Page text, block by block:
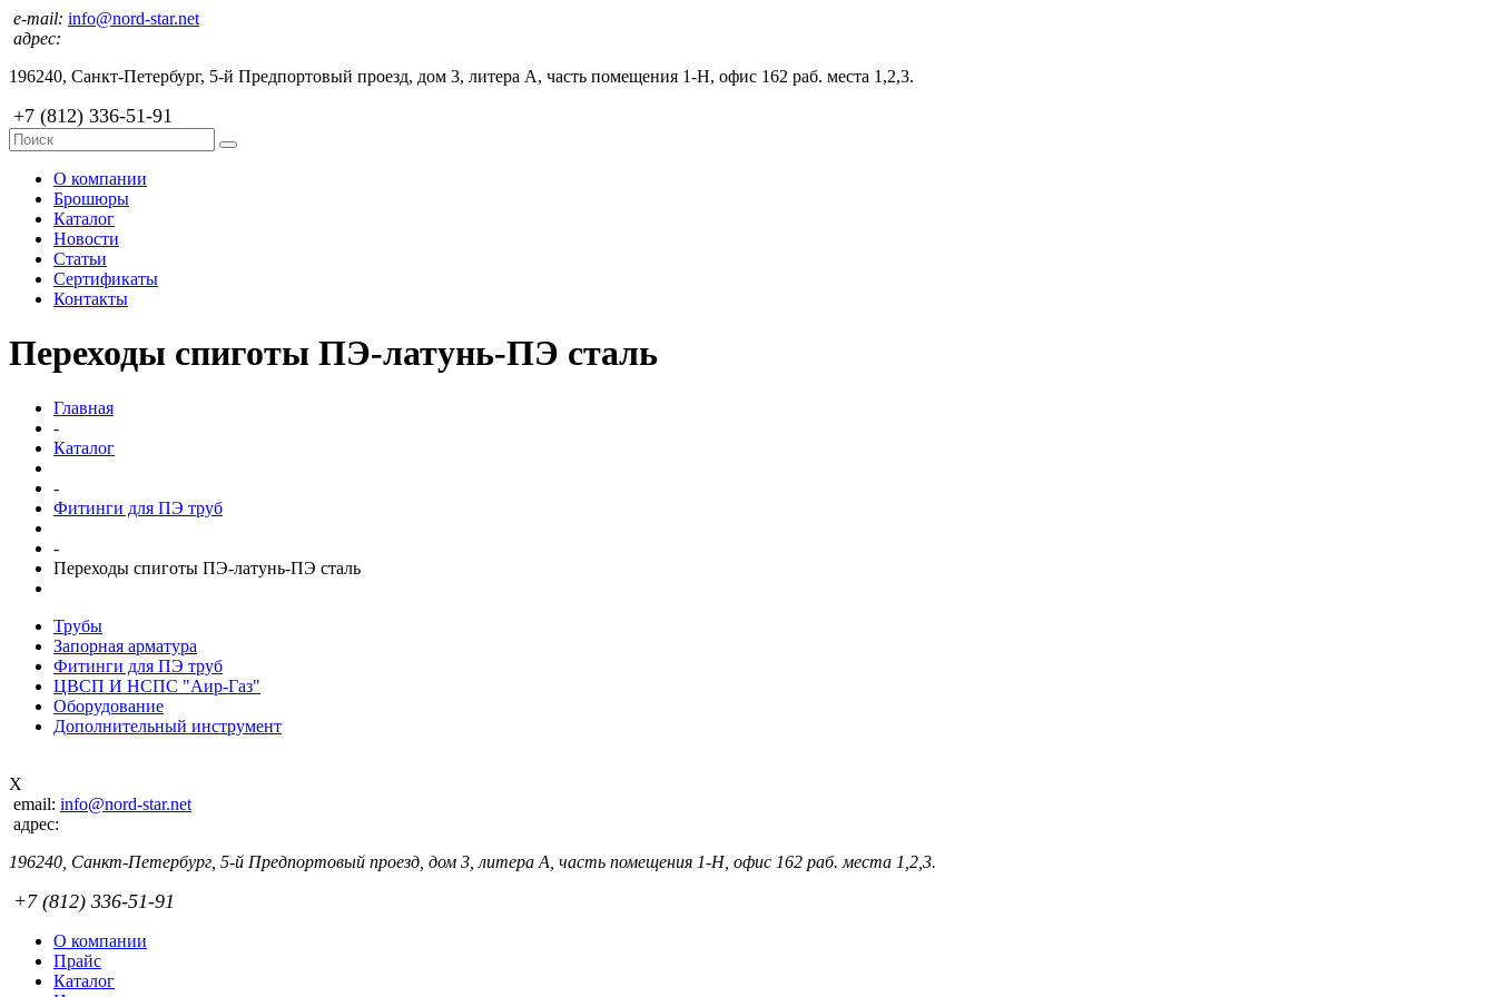
e-mail: info@nord-star.net
адрес:
196240, Санкт-Петербург, 5-й Предпортовый проезд, дом 3, литера А, часть помещения 1-Н, офис 162 раб. места 1,2,3.
+7 (812) 336-51-91
О компании
Брошюры
Каталог
Новости
Статьи
Сертификаты
Контакты
Переходы спиготы ПЭ-латунь-ПЭ сталь
Главная
-
Каталог
-
Фитинги для ПЭ труб
-
Переходы спиготы ПЭ-латунь-ПЭ сталь
Трубы
Запорная арматура
Фитинги для ПЭ труб
ЦВСП И НСПС "Аир-Газ"
Оборудование
Дополнительный инструмент
X
email: info@nord-star.net
адрес:
196240, Санкт-Петербург, 5-й Предпортовый проезд, дом 3, литера А, часть помещения 1-Н, офис 162 раб. места 1,2,3.
+7 (812) 336-51-91
О компании
Прайс
Каталог